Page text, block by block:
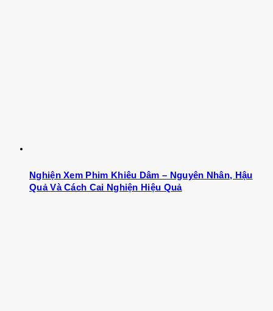
Nghiện Xem Phim Khiêu Dâm – Nguyên Nhân, Hậu
Quả Và Cách Cai Nghiện Hiệu Quả